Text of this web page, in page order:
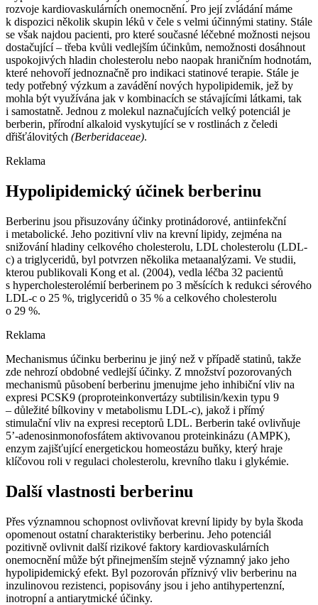
rozvoje kardiovaskulárních onemocnění. Pro její zvládání máme
k dispozici několik skupin léků v čele s velmi účinnými statiny. Stále
se však najdou pacienti, pro které současné léčebné možnosti nejsou
dostačující –⁠ třeba kvůli vedlejším účinkům, nemožnosti dosáhnout
uspokojivých hladin cholesterolu nebo naopak hraničním hodnotám,
které nehovoří jednoznačně pro indikaci statinové terapie. Stále je
tedy potřebný výzkum a zavádění nových hypolipidemik, jež by
mohla být využívána jak v kombinacích se stávajícími látkami, tak
i samostatně. Jednou z molekul naznačujících velký potenciál je
berberin, přírodní alkaloid vyskytující se v rostlinách z čeledi
dřišťálovitých (Berberidaceae).
Reklama
Hypolipidemický účinek berberinu
Berberinu jsou přisuzovány účinky protinádorové, antiinfekční
i metabolické. Jeho pozitivní vliv na krevní lipidy, zejména na
snižování hladiny celkového cholesterolu, LDL cholesterolu (LDL-
c) a triglyceridů, byl potvrzen několika metaanalýzami. Ve studii,
kterou publikovali Kong et al. (2004), vedla léčba 32 pacientů
s hypercholesterolémií berberinem po 3 měsících k redukci sérového
LDL-c o 25 %, triglyceridů o 35 % a celkového cholesterolu
o 29 %.
Reklama
Mechanismus účinku berberinu je jiný než v případě statinů, takže
zde nehrozí obdobné vedlejší účinky. Z množství pozorovaných
mechanismů působení berberinu jmenujme jeho inhibiční vliv na
expresi PCSK9 (proproteinkonvertázy subtilisin/kexin typu 9
–⁠ důležité bílkoviny v metabolismu LDL-c), jakož i přímý
stimulační vliv na expresi receptorů LDL. Berberin také ovlivňuje
5’-adenosinmonofosfátem aktivovanou proteinkinázu (AMPK),
enzym zajišťující energetickou homeostázu buňky, který hraje
klíčovou roli v regulaci cholesterolu, krevního tlaku i glykémie.
Další vlastnosti berberinu
Přes významnou schopnost ovlivňovat krevní lipidy by byla škoda
opomenout ostatní charakteristiky berberinu. Jeho potenciál
pozitivně ovlivnit další rizikové faktory kardiovaskulárních
onemocnění může být přinejmenším stejně významný jako jeho
hypolipidemický efekt. Byl pozorován příznivý vliv berberinu na
inzulinovou rezistenci, popisovány jsou i jeho antihypertenzní,
inotropní a antiarytmické účinky.